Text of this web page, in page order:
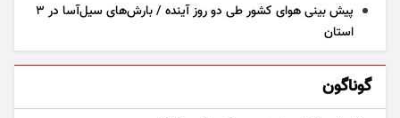
پیش بینی هوای کشور طی دو روز آینده / بارش‌های سیل‌آسا در ۳
استان
گوناگون